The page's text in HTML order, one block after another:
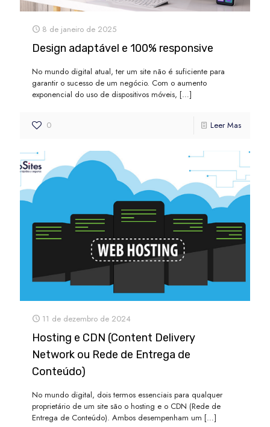
8 de janeiro de 2025
Design adaptável e 100% responsive
No mundo digital atual, ter um site não é suficiente para
garantir o sucesso de um negócio. Com o aumento
exponencial do uso de dispositivos móveis, […]
0 Leer Mas
11 de dezembro de 2024
Hosting e CDN (Content Delivery
Network ou Rede de Entrega de
Conteúdo)
No mundo digital, dois termos essenciais para qualquer
proprietário de um site são o hosting e o CDN (Rede de
Entrega de Conteúdo). Ambos desempenham um […]